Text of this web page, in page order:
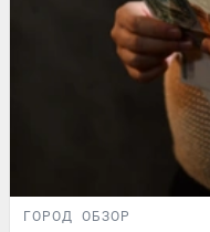
ГОРОД ОБЗОР